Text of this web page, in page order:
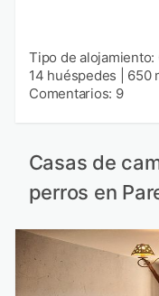
Tipo de alojamiento:
14 huéspedes
650
Comentarios: 9
Casas de
perros en